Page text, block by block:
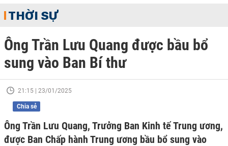
THỜI SỰ
Ông Trần Lưu Quang được bầu bổ
sung vào Ban Bí thư
21:15 | 23/01/2025
Chia sẻ
Ông Trần Lưu Quang, Trưởng Ban Kinh tế Trung ương,
được Ban Chấp hành Trung ương bầu bổ sung vào